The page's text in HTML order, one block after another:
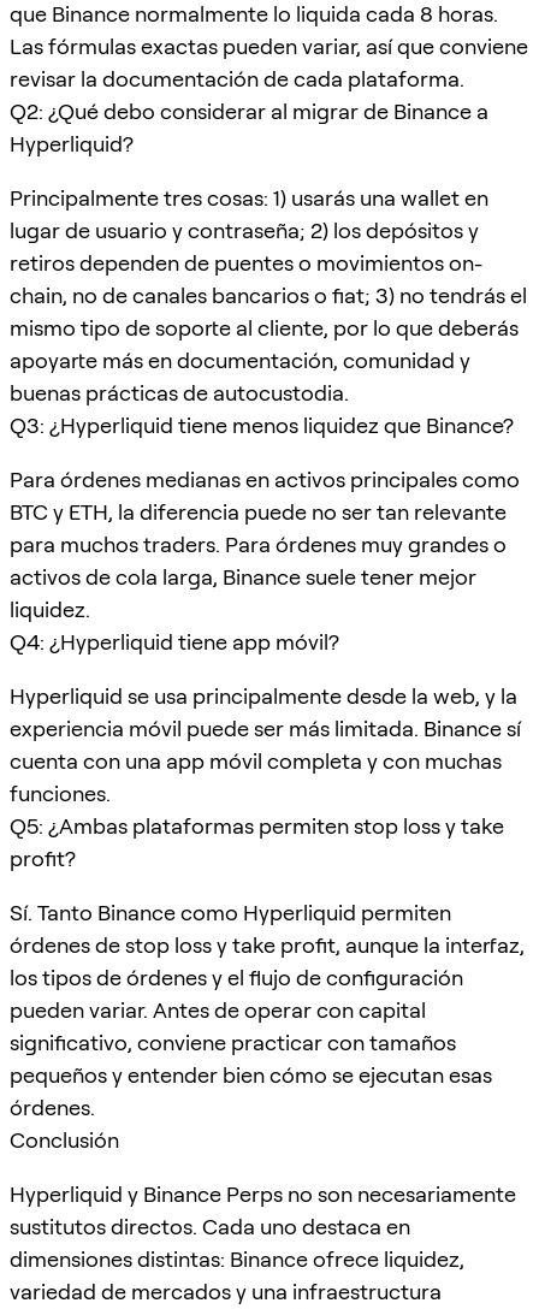
que Binance normalmente lo liquida cada 8 horas.
Las fórmulas exactas pueden variar, así que conviene
revisar la documentación de cada plataforma.
Q2: ¿Qué debo considerar al migrar de Binance a
Hyperliquid?
Principalmente tres cosas: 1) usarás una wallet en
lugar de usuario y contraseña; 2) los depósitos y
retiros dependen de puentes o movimientos on-
chain, no de canales bancarios o fiat; 3) no tendrás el
mismo tipo de soporte al cliente, por lo que deberás
apoyarte más en documentación, comunidad y
buenas prácticas de autocustodia.
Q3: ¿Hyperliquid tiene menos liquidez que Binance?
Para órdenes medianas en activos principales como
BTC y ETH, la diferencia puede no ser tan relevante
para muchos traders. Para órdenes muy grandes o
activos de cola larga, Binance suele tener mejor
liquidez.
Q4: ¿Hyperliquid tiene app móvil?
Hyperliquid se usa principalmente desde la web, y la
experiencia móvil puede ser más limitada. Binance sí
cuenta con una app móvil completa y con muchas
funciones.
Q5: ¿Ambas plataformas permiten stop loss y take
profit?
Sí. Tanto Binance como Hyperliquid permiten
órdenes de stop loss y take profit, aunque la interfaz,
los tipos de órdenes y el flujo de configuración
pueden variar. Antes de operar con capital
significativo, conviene practicar con tamaños
pequeños y entender bien cómo se ejecutan esas
órdenes.
Conclusión
Hyperliquid y Binance Perps no son necesariamente
sustitutos directos. Cada uno destaca en
dimensiones distintas: Binance ofrece liquidez,
variedad de mercados y una infraestructura